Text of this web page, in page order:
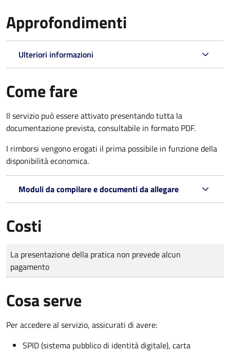
Approfondimenti
Ulteriori informazioni
Come fare
Il servizio può essere attivato presentando tutta la
documentazione prevista, consultabile in formato PDF.
I rimborsi vengono erogati il prima possibile in funzione della
disponibilità economica.
Moduli da compilare e documenti da allegare
Costi
Tipo di pagamento
Importo
La presentazione della pratica non prevede alcun
pagamento
Cosa serve
Per accedere al servizio, assicurati di avere:
SPID (sistema pubblico di identità digitale), carta